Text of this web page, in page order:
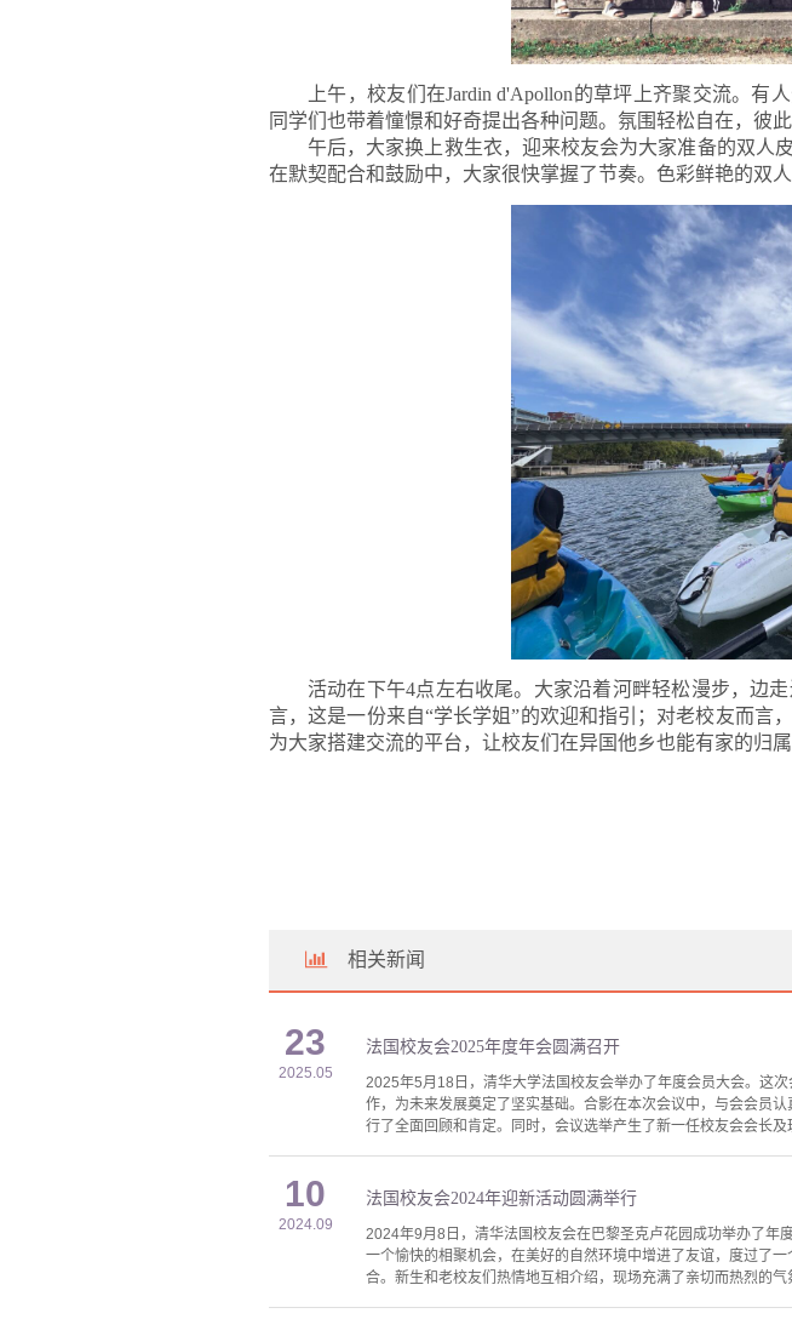
上午，校友们在Jardin d'Apollon的草坪上齐聚交流。有
同学们也带着憧憬和好奇提出各种问题。氛围轻松自在，彼
午后，大家换上救生衣，迎来校友会为大家准备的双人
在默契配合和鼓励中，大家很快掌握了节奏。色彩鲜艳的双
活动在下午4点左右收尾。大家沿着河畔轻松漫步，边
言，这是一份来自“学长学姐”的欢迎和指引；对老校友而言
为大家搭建交流的平台，让校友们在异国他乡也能有家的归属
相关新闻
23
2025.05
法国校友会2025年度年会圆满召开
2025年5月18日，清华大学法国校友会举办了年度会员大会。这
作，为未来发展奠定了坚实基础。合影在本次会议中，与会会员
行了全面回顾和肯定。同时，会议选举产生了新一任校友会会长
10
2024.09
法国校友会2024年迎新活动圆满举行
2024年9月8日，清华法国校友会在巴黎圣克卢花园成功举办了年
一个愉快的相聚机会，在美好的自然环境中增进了友谊，度过了
合。新生和老校友们热情地互相介绍，现场充满了亲切而热烈的